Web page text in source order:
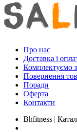
Про нас
Доставка і
Комплектуємо
Повернення
Поради
Оферта
Контакти
Bhfitness |